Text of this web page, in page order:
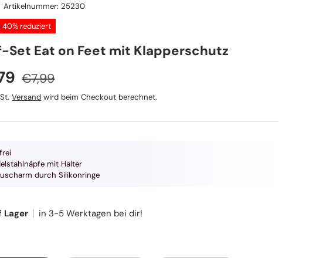
Artikelnummer: 25230
40% reduziert
Set Eat on Feet mit Klapperschutz
Normaler Preis
€7,99
Versand wird beim Checkout berechnet.
mit Halter
durch Silikonringe
Lager in 3-5 Werktagen bei dir!